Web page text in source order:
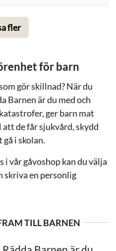
fler
för barn
gör skillnad? När du
Barnen är du med och
ger barn mat
de får sjukvård, skydd
i skolan.
i vår gåvoshop kan du välja
skriva en personlig
TILL BARNEN